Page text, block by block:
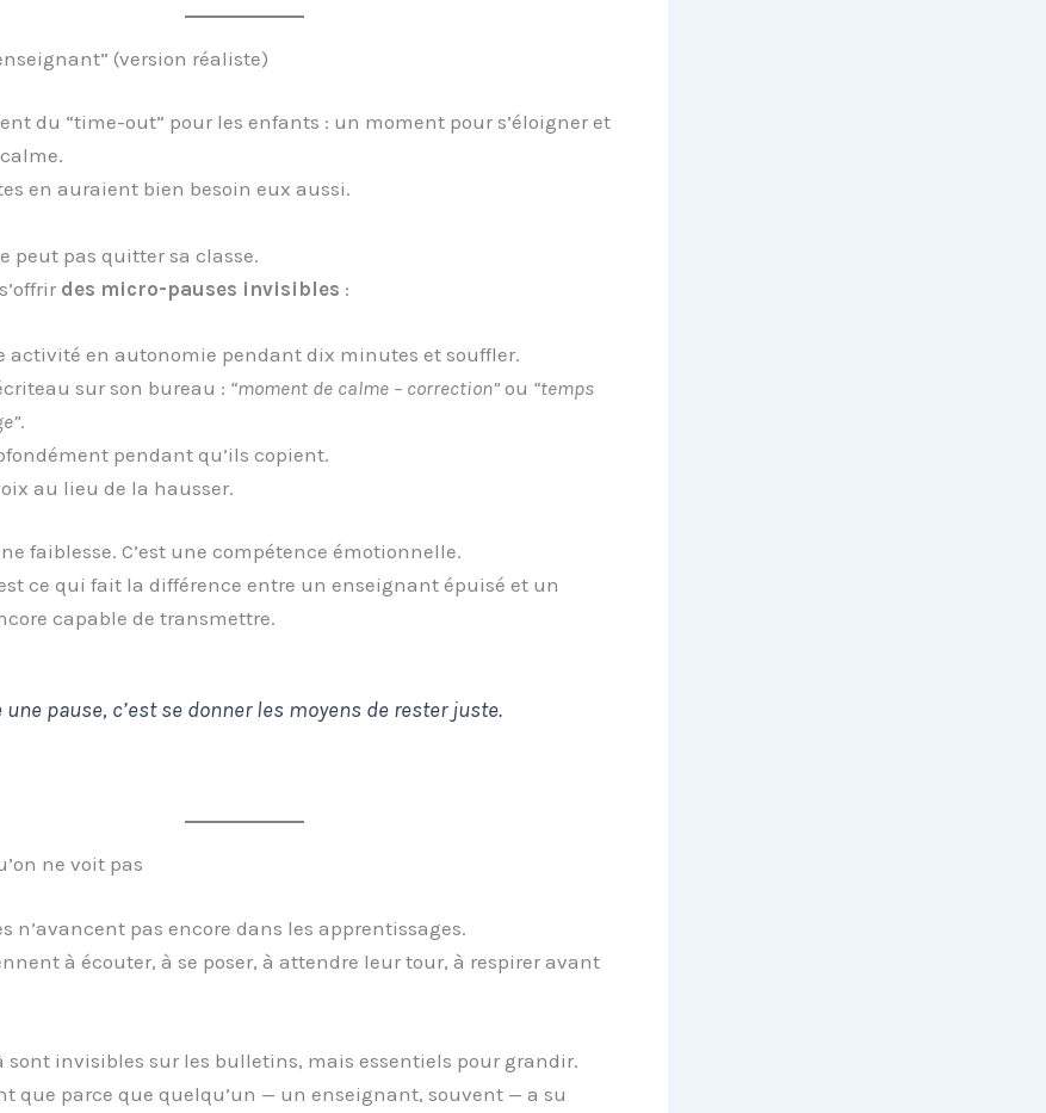
(version réaliste)
du “time-out” pour les enfants : un moment pour s’éloigner et
en auraient bien besoin eux aussi.
peut pas quitter sa classe.
des micro-pauses invisibles :
activité en autonomie pendant dix minutes et souffler.
sur son bureau : “moment de calme – correction”ou “temps
.
pendant qu’ils copient.
au lieu de la hausser.
faiblesse. C’est une compétence émotionnelle.
ce qui fait la différence entre un enseignant épuisé et un
capable de transmettre.
une pause, c’est se donner les moyens de rester juste.
ne voit pas
n’avancent pas encore dans les apprentissages.
à écouter, à se poser, à attendre leur tour, à respirer avant
sont invisibles sur les bulletins, mais essentiels pour grandir.
que parce que quelqu’un — un enseignant, souvent — a su